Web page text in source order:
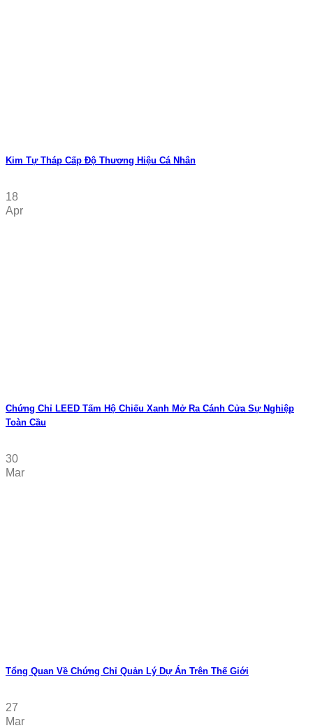
Kim Tự Tháp Cấp Độ Thương Hiệu Cá Nhân
18
Apr
Chứng Chỉ LEED Tấm Hộ Chiếu Xanh Mở Ra Cánh Cửa Sự Nghiệp
Toàn Cầu
30
Mar
Tổng Quan Về Chứng Chỉ Quản Lý Dự Án Trên Thế Giới
27
Mar